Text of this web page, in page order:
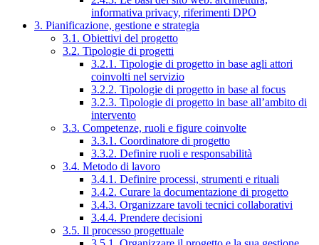
informativa privacy, riferimenti DPO
3. Pianificazione, gestione e strategia
3.1. Obiettivi del progetto
3.2. Tipologie di progetti
3.2.1. Tipologie di progetto in base agli attori
coinvolti nel servizio
3.2.2. Tipologie di progetto in base al focus
3.2.3. Tipologie di progetto in base all’ambito di
intervento
3.3. Competenze, ruoli e figure coinvolte
3.3.1. Coordinatore di progetto
3.3.2. Definire ruoli e responsabilità
3.4. Metodo di lavoro
3.4.1. Definire processi, strumenti e rituali
3.4.2. Curare la documentazione di progetto
3.4.3. Organizzare tavoli tecnici collaborativi
3.4.4. Prendere decisioni
3.5. Il processo progettuale